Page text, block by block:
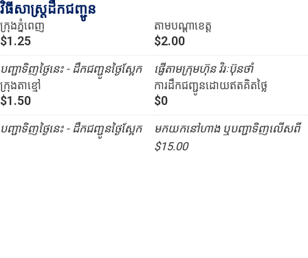
វិធីសាស្រ្តដឹកជញ្ជូន
ក្រុងភ្នំពេញ
$1.25
បញ្ជាទិញថ្ងៃនេះ - ដឹកជញ្ជូនថ្ងៃស្អែក
ក្រុងតាខ្មៅ
$1.50
បញ្ជាទិញថ្ងៃនេះ - ដឹកជញ្ជូនថ្ងៃស្អែក
តាមបណ្ដាខេត្ត
$2.00
ផ្ញើតាមក្រុមហ៊ុន វិរៈប៊ុនថាំ
ការដឹកជញ្ជូនដោយឥតគិតថ្លៃ
$0
មកយកនៅហាង ឬបញ្ជាទិញលើសពី
$15.00